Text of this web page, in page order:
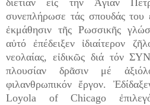
διετίαν εἰς τήν Ἁγίαν
συνεπλήρωσε τάς σπουδάς του
ἐκμάθησιν τῆς Ρωσσικῆς
αὐτό ἐπέδειξεν ἰδιαίτερον
νεολαίας, εἰδικῶς διά τόν
πλουσίαν δρᾶσιν μέ
φιλανθρωπικόν ἔργον.
Loyola of Chicago